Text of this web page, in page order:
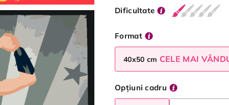
Dificultate
Format
40x50 cm CELE MAI
Opțiuni cadru